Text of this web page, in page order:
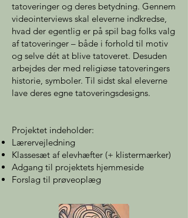
tatoveringer og deres betydning. Gennem
videointerviews skal eleverne indkredse,
hvad der egentlig er på spil bag folks valg
af tatoveringer – både i forhold til motiv
og selve dét at blive tatoveret. Desuden
arbejdes der med religiøse tatoveringers
historie, symboler. Til sidst skal eleverne
lave deres egne tatoveringsdesigns.
Projektet indeholder:
Lærervejledning
Klassesæt af elevhæfter (+ klistermærker)
Adgang til projektets hjemmeside
Forslag til prøveoplæg